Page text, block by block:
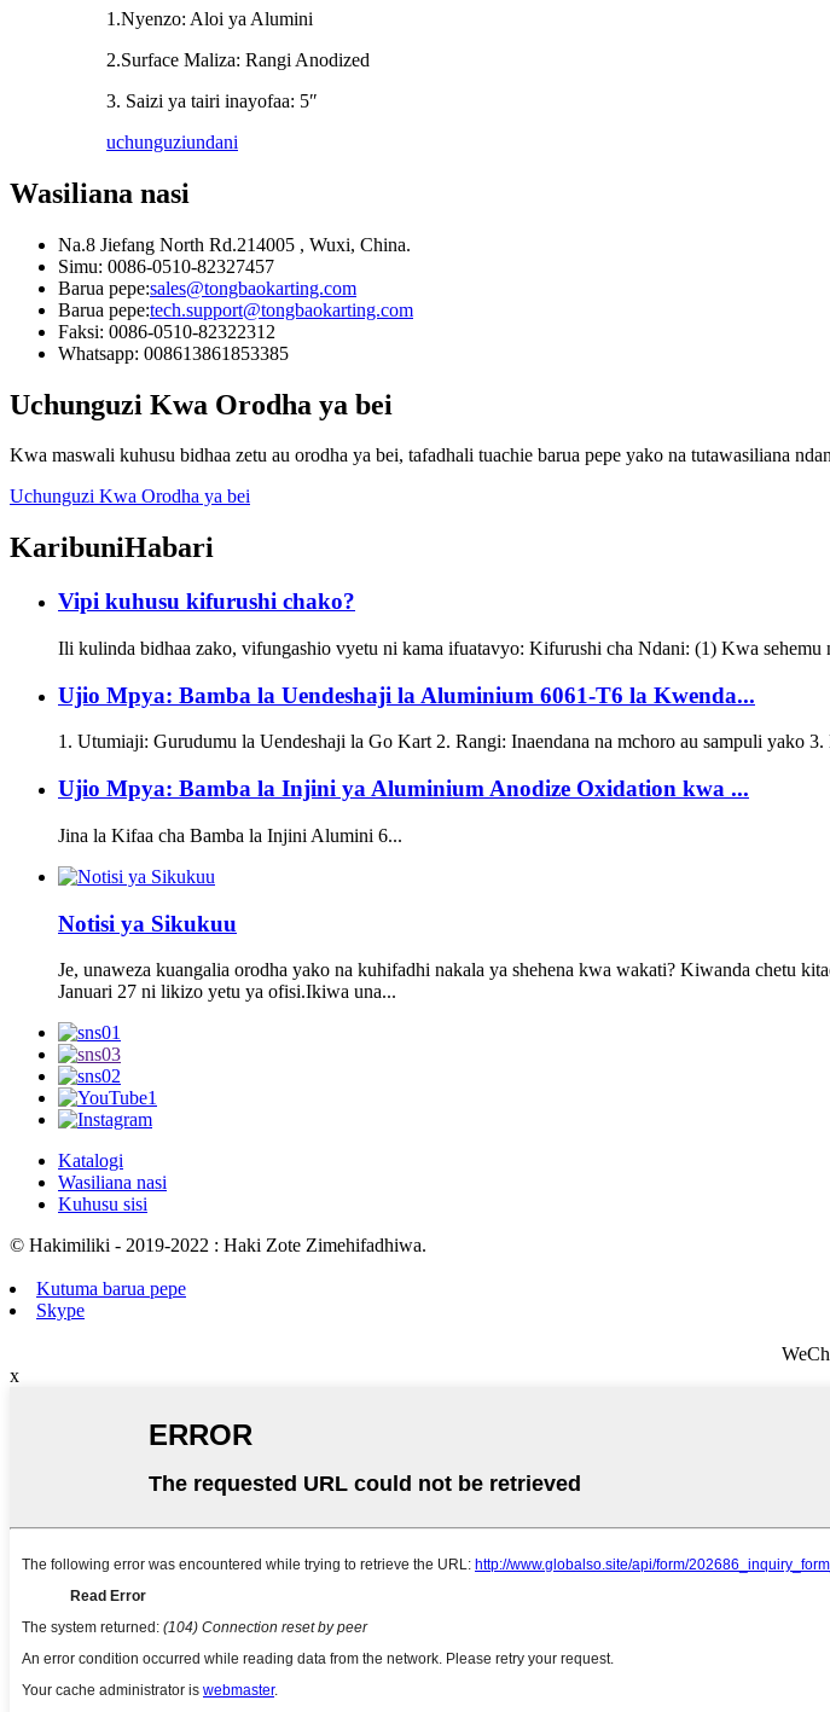
1.Nyenzo: Aloi ya Alumini
2.Surface Maliza: Rangi Anodized
3. Saizi ya tairi inayofaa: 5″
uchunguziundani
Wasiliana nasi
Na.8 Jiefang North Rd.214005 , Wuxi, China.
Simu: 0086-0510-82327457
Barua pepe:sales@tongbaokarting.com
Barua pepe:tech.support@tongbaokarting.com
Faksi: 0086-0510-82322312
Whatsapp: 008613861853385
Uchunguzi Kwa Orodha ya bei
Kwa maswali kuhusu bidhaa zetu au orodha ya bei, tafadhali tuachie barua pepe yako na tutawasiliana
Uchunguzi Kwa Orodha ya bei
KaribuniHabari
Vipi kuhusu kifurushi chako?
Ili kulinda bidhaa zako, vifungashio vyetu ni kama ifuatavyo: Kifurushi cha Ndani: (1) Kwa
Ujio Mpya: Bamba la Uendeshaji la Aluminium 6061-T6 la Kwenda...
1. Utumiaji: Gurudumu la Uendeshaji la Go Kart 2. Rangi: Inaendana na mchoro au sampuli yako
Ujio Mpya: Bamba la Injini ya Aluminium Anodize Oxidation kwa ...
Jina la Kifaa cha Bamba la Injini Alumini 6...
Notisi ya Sikukuu
Je, unaweza kuangalia orodha yako na kuhifadhi nakala ya shehena kwa wakati? Kiwanda chetu
Januari 27 ni likizo yetu ya ofisi.Ikiwa una...
Katalogi
Wasiliana nasi
Kuhusu sisi
© Hakimiliki - 2019-2022 : Haki Zote Zimehifadhiwa.
Kutuma barua pepe
Skype
x